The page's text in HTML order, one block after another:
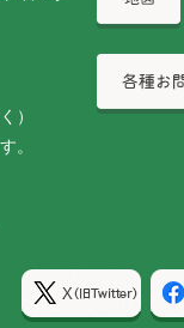
）
。